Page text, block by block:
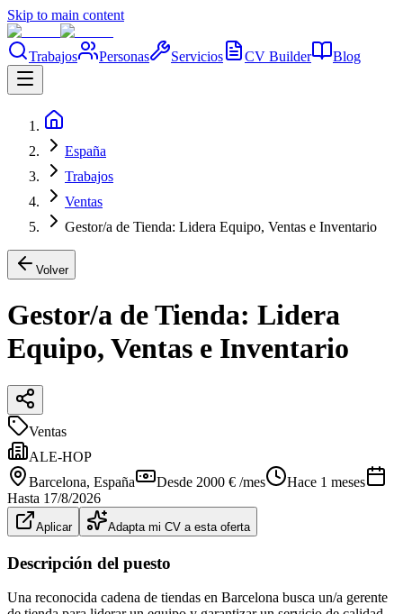
Skip to main content
Trabajos Personas Servicios CV Builder Blog
España
Trabajos
Ventas
Gestor/a de Tienda: Lidera Equipo, Ventas e Inventario
Volver
Gestor/a de Tienda: Lidera
Equipo, Ventas e Inventario
Ventas
ALE-HOP
Barcelona, España Desde 2000 € /mes
Hace 1 meses
Hasta 17/8/2026
Aplicar Adapta mi CV a esta oferta
Descripción del puesto
Una reconocida cadena de tiendas en Barcelona busca un/a gerente